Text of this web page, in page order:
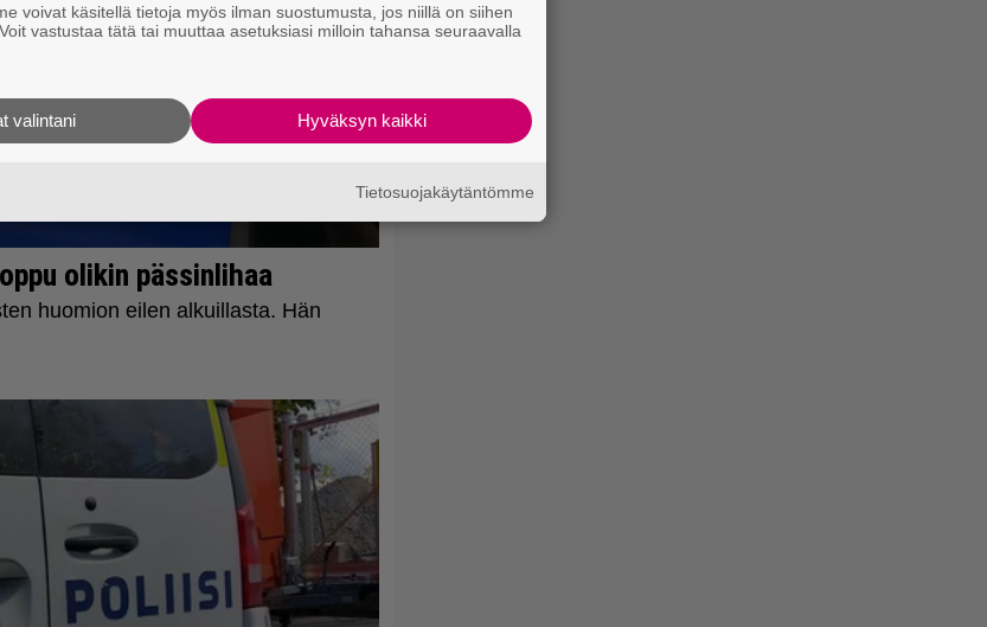
voivat käsitellä tietoja myös ilman suostumusta, jos niillä on siihen
vastustaa tätä tai muuttaa asetuksiasi milloin tahansa seuraavalla
Hyväksyn kaikki
valintani
Tietosuojakäytäntömme